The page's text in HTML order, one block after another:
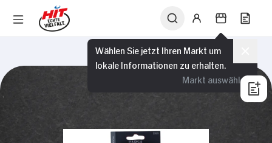
Wählen Sie jetzt Ihren Markt um
lokale Informationen zu erhalten.
Markt auswählen